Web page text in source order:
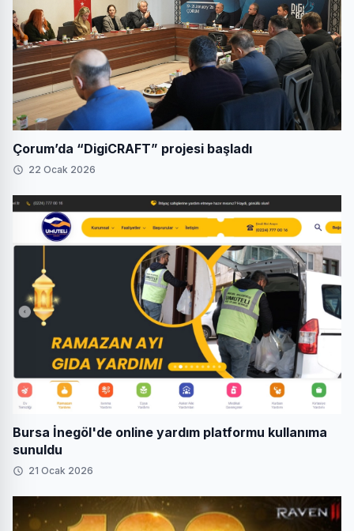
Çorum’da “DigiCRAFT” projesi başladı
22 Ocak 2026
Bursa İnegöl'de online yardım platformu kullanıma
sunuldu
21 Ocak 2026